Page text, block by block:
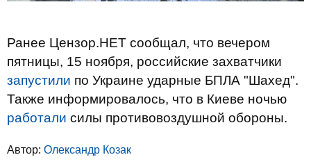
Ранее Цензор.НЕТ сообщал, что вечером
пятницы, 15 ноября, российские захватчики
запустили по Украине ударные БПЛА "Шахед".
Также информировалось, что в Киеве ночью
работали силы противовоздушной обороны.
Автор: Олександр Козак